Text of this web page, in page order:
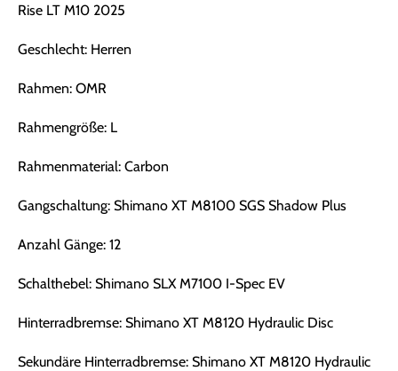
Rise LT M10 2025
Geschlecht: Herren
Rahmen: OMR
Rahmengröße: L
Rahmenmaterial: Carbon
Gangschaltung: Shimano XT M8100 SGS Shadow Plus
Anzahl Gänge: 12
Schalthebel: Shimano SLX M7100 I-Spec EV
Hinterradbremse: Shimano XT M8120 Hydraulic Disc
Sekundäre Hinterradbremse: Shimano XT M8120 Hydraulic